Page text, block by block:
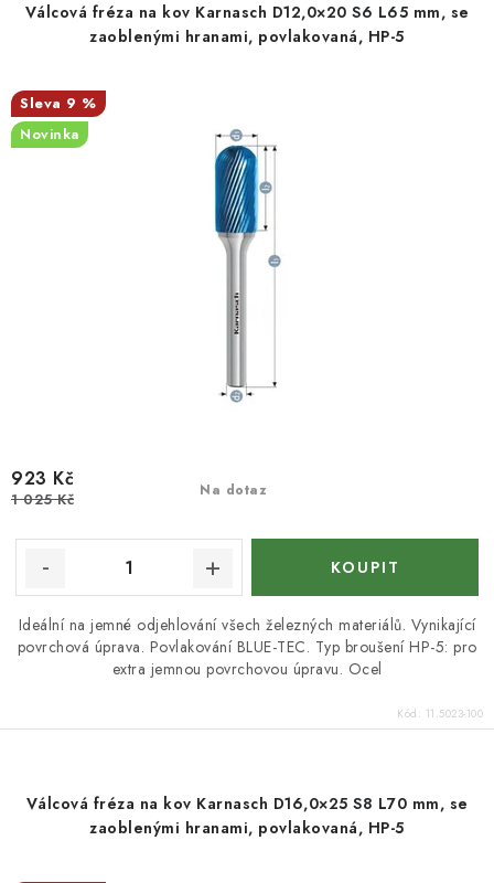
KONTAKTY
Moje objednávka
u
k
t
d
u
k
Válcová fréza na kov Karnasch D12,0×20 S6 L65 mm, se
zaoblenými hranami, povlakovaná, HP-5
9 %
Novinka
Na dotaz
923 Kč
1 025 Kč
Ideální na jemné odjehlování všech železných materiálů. Vynikající
povrchová úprava. Povlakování BLUE-TEC. Typ broušení HP-5: pro
extra jemnou povrchovou úpravu. Ocel
Kód: 11.5023-100
Válcová fréza na kov Karnasch D16,0×25 S8 L70 mm, se
zaoblenými hranami, povlakovaná, HP-5